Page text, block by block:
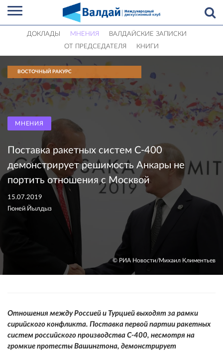
ДОКЛАДЫ МНЕНИЯ
ВАЛДАЙСКИЕ ЗАПИСКИ
ОТ ПРЕДСЕДАТЕЛЯ
КНИГИ
ВОСТОЧНЫЙ РАКУРС
МНЕНИЯ
Поставка ракетных систем С-400
демонстрирует решимость Анкары не
портить отношения с Москвой
15.07.2019
Гюней Йылдыз
© РИА Новости/Михаил Климентьев
Отношения между Россией и Турцией выходят за рамки
сирийского конфликта. Поставка первой партии ракетных
систем российского производства С-400, несмотря на
громкие протесты Вашингтона, демонстрирует